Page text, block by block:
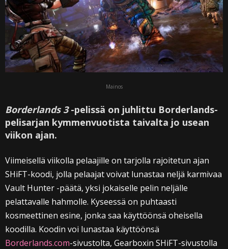
Mainos
Borderlands 3-pelissä on juhlittu Borderlands-
pelisarjan kymmenvuotista taivalta jo usean
viikon ajan.
Viimeisellä viikolla pelaajille on tarjolla rajoitetun ajan
SHiFT-koodi, jolla pelaajat voivat lunastaa neljä karmivaa
Vault Hunter -päätä, yksi jokaiselle pelin neljälle
pelattavalle hahmolle. Kyseessä on puhtaasti
kosmeettinen esine, jonka saa käyttöönsä oheisella
koodilla. Koodin voi lunastaa käyttöönsä
Borderlands.com-sivustolta, Gearboxin SHiFT-sivustolla